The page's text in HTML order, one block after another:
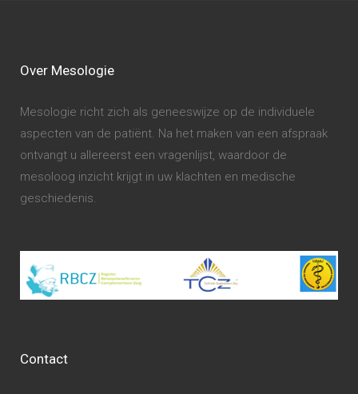
Over Mesologie
Mesologie richt zich als geneeswijze op de individuele
aspecten van de patiënt. Na het maken van een afspraak
ontvangt u allereerst een vragenlijst, waardoor de
mesoloog inzicht krijgt in uw klachten en medische
geschiedenis.
Contact